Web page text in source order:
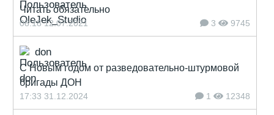
Читать обязательно
08:18 12.07.2021 3 9745
don
С Новым годом от разведовательно-штурмовой
бригады ДОН
17:33 31.12.2024 1 12348